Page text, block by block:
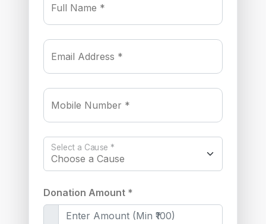
Full Name *
Email Address *
Mobile Number *
Select a Cause *
Donation Amount *